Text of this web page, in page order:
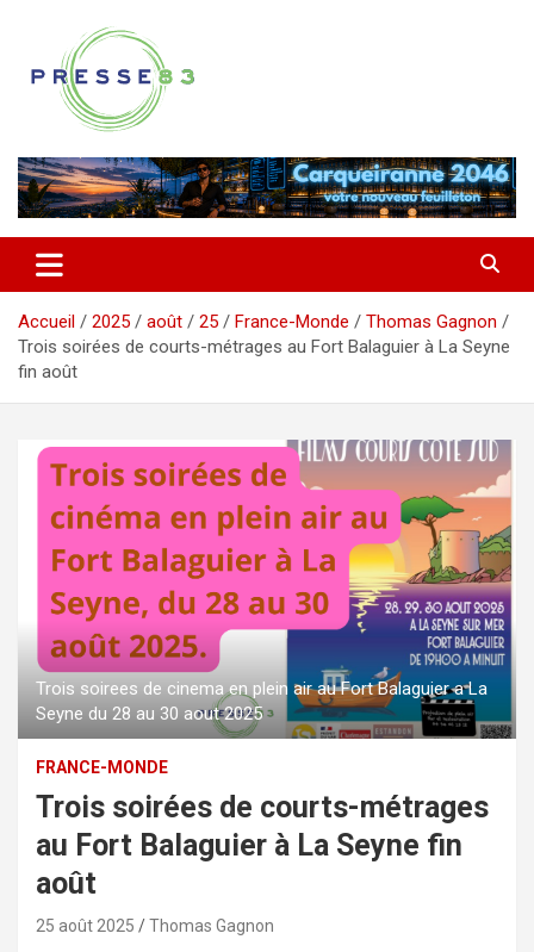
contenu
Presse 83
Accueil 2025 août 25 France-Monde
Thomas Gagnon
Trois soirées de courts-métrages au Fort Balaguier à La Seyne
fin août
Trois soirees de cinema en plein air au Fort Balaguier a La
Seyne du 28 au 30 aout 2025
FRANCE-MONDE
Trois soirées de courts-métrages
au Fort Balaguier à La Seyne fin
août
25 août 2025 Thomas Gagnon